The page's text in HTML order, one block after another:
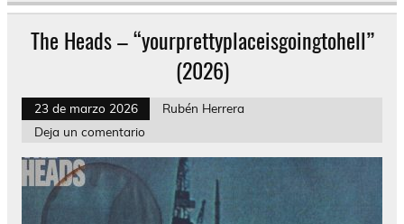
The Heads – “yourprettyplaceisgoingtohell”
(2026)
23 de marzo 2026
Rubén Herrera
Deja un comentario